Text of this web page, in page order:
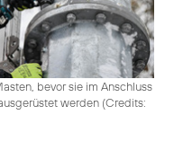
bevor sie im Anschluss
werden (Credits: